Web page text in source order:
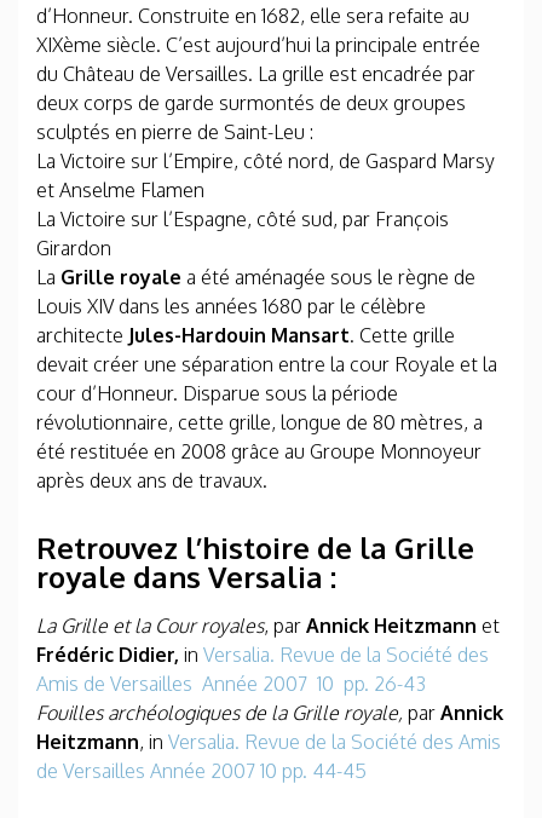
d’Honneur. Construite en 1682, elle sera refaite au
XIXème siècle. C’est aujourd’hui la principale entrée
du Château de Versailles. La grille est encadrée par
deux corps de garde surmontés de deux groupes
sculptés en pierre de Saint-Leu :
La Victoire sur l’Empire, côté nord, de Gaspard Marsy
et Anselme Flamen
La Victoire sur l’Espagne, côté sud, par François
Girardon
La Grille royale a été aménagée sous le règne de
Louis XIV dans les années 1680 par le célèbre
architecte Jules-Hardouin Mansart. Cette grille
devait créer une séparation entre la cour Royale et la
cour d’Honneur. Disparue sous la période
révolutionnaire, cette grille, longue de 80 mètres, a
été restituée en 2008 grâce au Groupe Monnoyeur
après deux ans de travaux.
Retrouvez l’histoire de la Grille
royale dans Versalia :
La Grille et la Cour royales, par Annick Heitzmann et
Frédéric Didier, in Versalia. Revue de la Société des
Amis de Versailles Année 2007 10 pp. 26-43
Fouilles archéologiques de la Grille royale, par Annick
Heitzmann, in Versalia. Revue de la Société des Amis
de Versailles Année 2007 10 pp. 44-45